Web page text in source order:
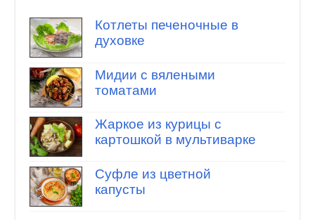
Котлеты печеночные в
духовке
Мидии с вялеными
томатами
Жаркое из курицы с
картошкой в мультиварке
Суфле из цветной
капусты